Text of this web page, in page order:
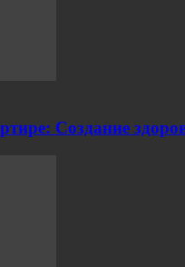
Создание